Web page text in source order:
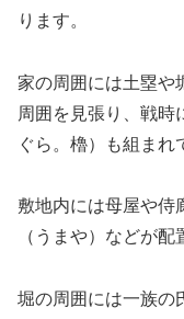
ります。
家の周囲には土塁や
周囲を見張り、戦時
ぐら。櫓）も組まれ
敷地内には母屋や侍
（うまや）などが配
堀の周囲には一族の